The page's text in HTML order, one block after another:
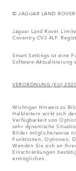
© JAGUAR LAND
Jaguar Land Rover
Coventry CV3 4LF.
Smart Settings ist eine
Software-Aktualisierung
VERORDNUNG (EU)
Wichtiger Hinweis zu
Halbleitern wirkt sich
Verfügbarkeit von
sehr dynamische
Bilder möglicherweise
Funktionen, Optionen,
Wenden Sie sich an
Einschränkungen
ermöglichen.